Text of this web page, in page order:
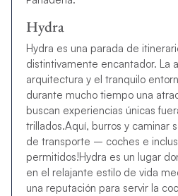
Hydra
Hydra es una parada de
distintivamente encantador. La
arquitectura y el tranquilo
durante mucho tiempo una
buscan experiencias únicas
trillados.Aquí, burros y caminar
de transporte – coches e
permitidos!Hydra es un lugar
en el relajante estilo de vida
una reputación para servir la